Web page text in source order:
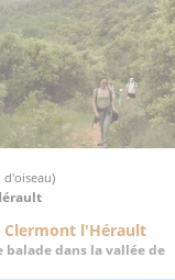
d'oiseau)
Clermont l'Hérault
balade dans la vallée de